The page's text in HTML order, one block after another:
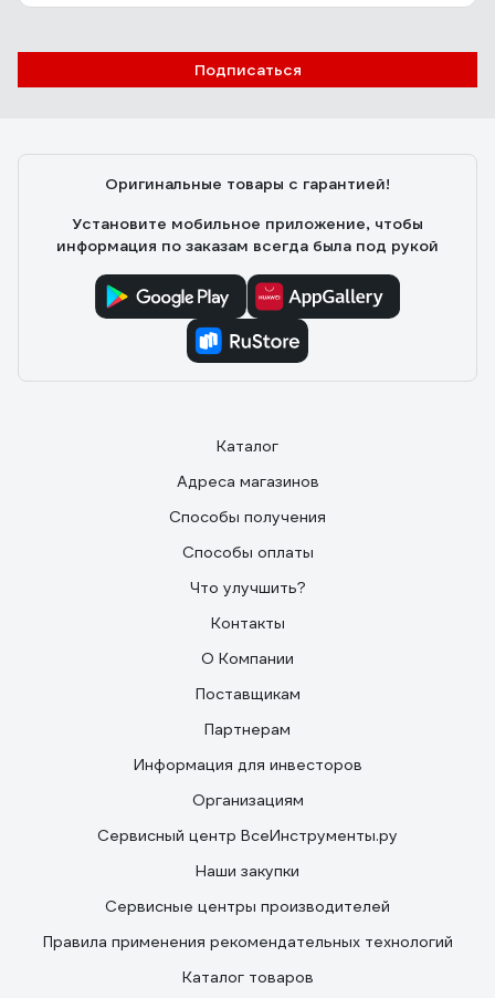
Подписаться
Оригинальные товары с гарантией!
Установите мобильное приложение, чтобы
информация по заказам всегда была под рукой
Каталог
Адреса магазинов
Способы получения
Способы оплаты
Что улучшить?
Контакты
О Компании
Поставщикам
Партнерам
Информация для инвесторов
Организациям
Сервисный центр ВсеИнструменты.ру
Наши закупки
Сервисные центры производителей
Правила применения рекомендательных технологий
Каталог товаров